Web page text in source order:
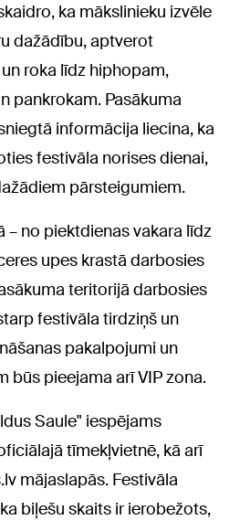
ka mākslinieku izvēle
dažādību, aptverot
roka līdz hiphopam,
pankrokam. Pasākuma
informācija liecina, ka
festivāla norises dienai,
pārsteigumiem.
– no piektdienas vakara līdz
upes krastā darbosies
teritorijā darbosies
festivāla tirdziņš un
pakalpojumi un
būs pieejama arī VIP zona.
Saule" iespējams
tīmekļvietnē, kā arī
mājaslapās. Festivāla
biļešu skaits ir ierobežots,